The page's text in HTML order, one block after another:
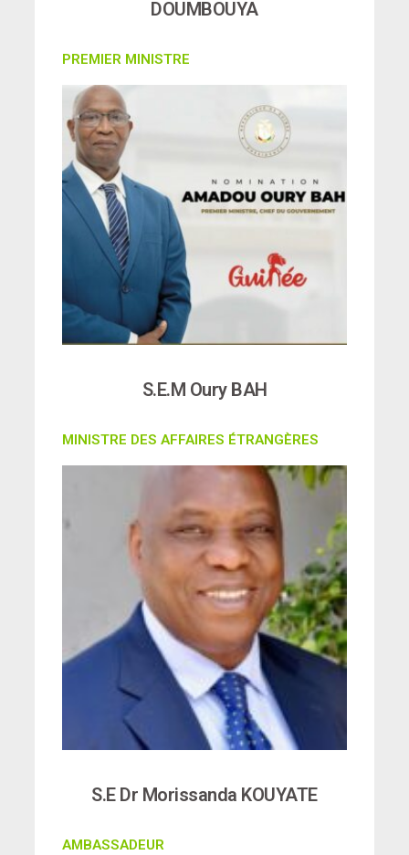
DOUMBOUYA
PREMIER MINISTRE
S.E.M Oury BAH
MINISTRE DES AFFAIRES ÉTRANGÈRES
S.E Dr Morissanda KOUYATE
AMBASSADEUR